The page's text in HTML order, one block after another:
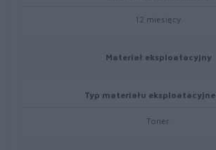
12 miesięcy
Materiał eksploatacyjny
Typ materiału
Toner